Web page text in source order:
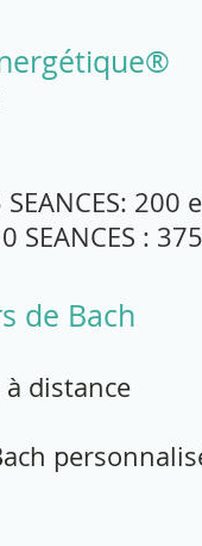
SEANCES: 200
SEANCES :
de Bach
distance